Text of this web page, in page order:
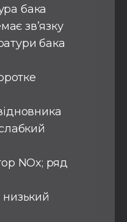
бака
зв’язку
бака
NOx; ряд
низький